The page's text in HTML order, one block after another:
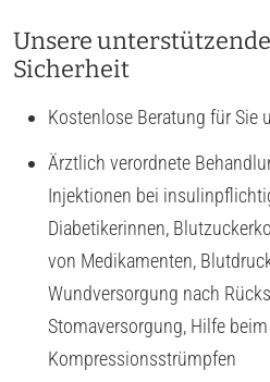
Unsere
Sicherheit
Kostenlose Beratung für Sie
Ärztlich verordnete
Injektionen bei
Diabetikerinnen,
von Medikamenten,
Wundversorgung nach
Stomaversorgung, Hilfe
Kompressionsstrümpfen